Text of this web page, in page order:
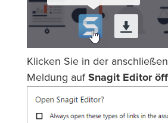
Klicken Sie in der
Meldung auf Snagit Editor